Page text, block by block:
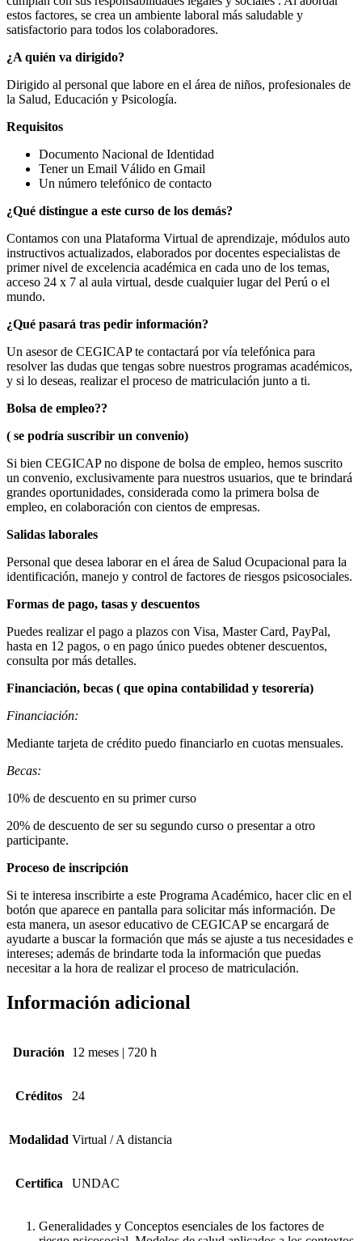
estos factores, se crea un ambiente laboral más saludable y
satisfactorio para todos los colaboradores.
¿A quién va dirigido?
Dirigido al personal que labore en el área de niños, profesionales de
la Salud, Educación y Psicología.
Requisitos
Documento Nacional de Identidad
Tener un Email Válido en Gmail
Un número telefónico de contacto
¿Qué distingue a este curso de los demás?
Contamos con una Plataforma Virtual de aprendizaje, módulos auto
instructivos actualizados, elaborados por docentes especialistas de
primer nivel de excelencia académica en cada uno de los temas,
acceso 24 x 7 al aula virtual, desde cualquier lugar del Perú o el
mundo.
¿Qué pasará tras pedir información?
Un asesor de CEGICAP te contactará por vía telefónica para
resolver las dudas que tengas sobre nuestros programas académicos,
y si lo deseas, realizar el proceso de matriculación junto a ti.
Bolsa de empleo??
( se podría suscribir un convenio)
Si bien CEGICAP no dispone de bolsa de empleo, hemos suscrito
un convenio, exclusivamente para nuestros usuarios, que te brindará
grandes oportunidades, considerada como la primera bolsa de
empleo, en colaboración con cientos de empresas.
Salidas laborales
Personal que desea laborar en el área de Salud Ocupacional para la
identificación, manejo y control de factores de riesgos psicosociales.
Formas de pago, tasas y descuentos
Puedes realizar el pago a plazos con Visa, Master Card, PayPal,
hasta en 12 pagos, o en pago único puedes obtener descuentos,
consulta por más detalles.
Financiación, becas ( que opina contabilidad y tesorería)
Financiación:
Mediante tarjeta de crédito puedo financiarlo en cuotas mensuales.
Becas:
10% de descuento en su primer curso
20% de descuento de ser su segundo curso o presentar a otro
participante.
Proceso de inscripción
Si te interesa inscribirte a este Programa Académico, hacer clic en el
botón que aparece en pantalla para solicitar más información. De
esta manera, un asesor educativo de CEGICAP se encargará de
ayudarte a buscar la formación que más se ajuste a tus necesidades e
intereses; además de brindarte toda la información que puedas
necesitar a la hora de realizar el proceso de matriculación.
Información adicional
Duración 12 meses | 720 h
Créditos 24
Modalidad Virtual / A distancia
Certifica UNDAC
Generalidades y Conceptos esenciales de los factores de